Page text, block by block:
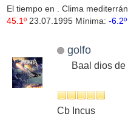
El tiempo en . Clima
45.1º23.07.1995 Mínima: -6.2º
golfo
Baal dios
Cb Incus